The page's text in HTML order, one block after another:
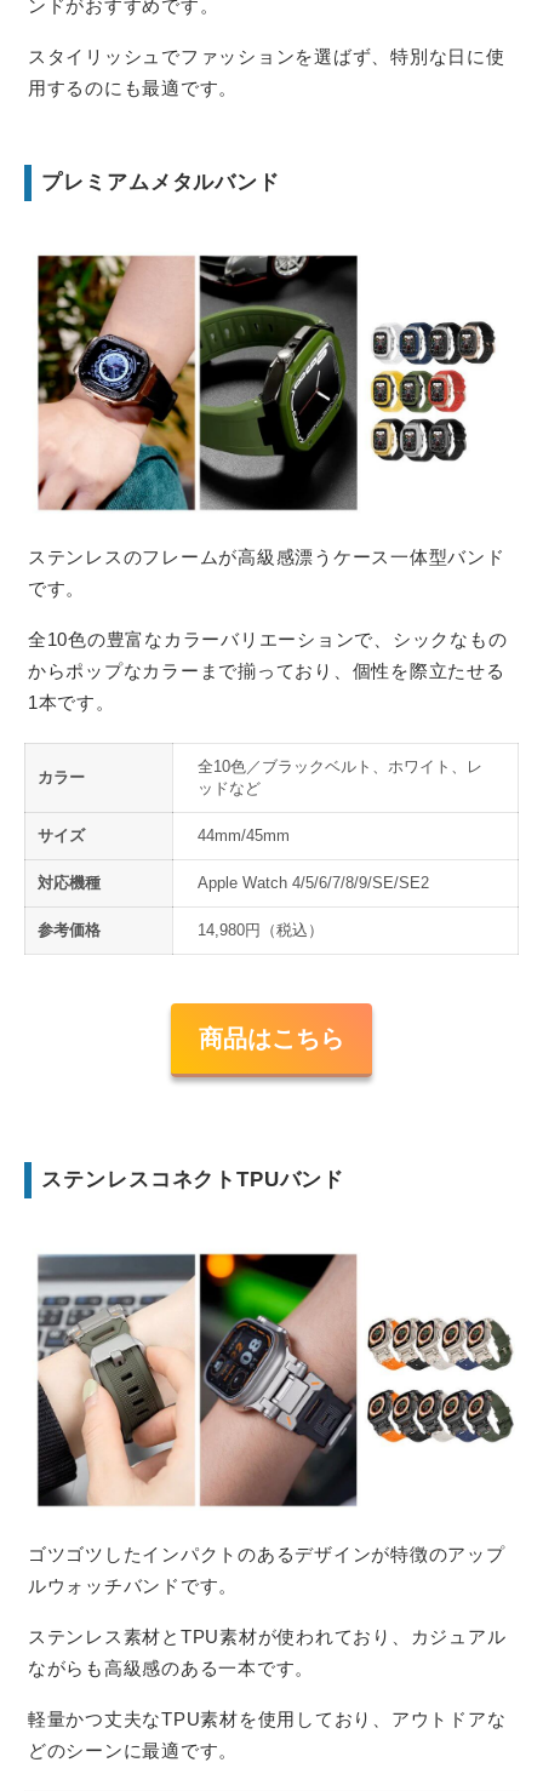
ンドがおすすめです。
スタイリッシュでファッションを選ばず、特別な日に使
用するのにも最適です。
プレミアムメタルバンド
ステンレスのフレームが高級感漂うケース一体型バンド
です。
全10色の豊富なカラーバリエーションで、シックなもの
からポップなカラーまで揃っており、個性を際立たせる
1本です。
カラー
全10色／ブラックベルト、ホワイト、レ
ッドなど
サイズ 44mm/45mm
対応機種 Apple Watch 4/5/6/7/8/9/SE/SE2
参考価格 14,980円（税込）
商品はこちら
ステンレスコネクトTPUバンド
ゴツゴツしたインパクトのあるデザインが特徴のアップ
ルウォッチバンドです。
ステンレス素材とTPU素材が使われており、カジュアル
ながらも高級感のある一本です。
軽量かつ丈夫なTPU素材を使用しており、アウトドアな
どのシーンに最適です。